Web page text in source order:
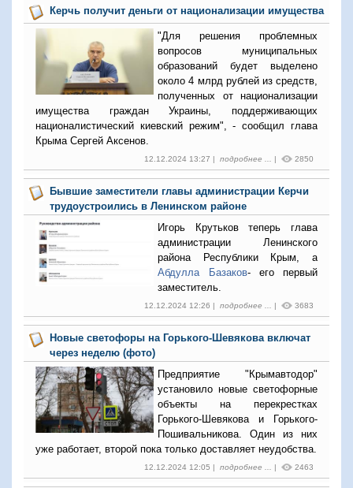
Керчь получит деньги от национализации имущества
"Для решения проблемных
вопросов муниципальных
образований будет выделено
около 4 млрд рублей из средств,
полученных от национализации
имущества граждан Украины, поддерживающих
националистический киевский режим", - сообщил глава
Крыма Сергей Аксенов.
12.12.2024 13:27 | подробнее ... | 2850
Бывшие заместители главы администрации Керчи
трудоустроились в Ленинском районе
Игорь Крутьков теперь глава
администрации Ленинского
района Республики Крым, а
Абдулла Базаков- его первый
заместитель.
12.12.2024 12:26 | подробнее ... | 3683
Новые светофоры на Горького-Шевякова включат
через неделю (фото)
Предприятие "Крымавтодор"
установило новые светофорные
объекты на перекрестках
Горького-Шевякова и Горького-
Пошивальникова. Один из них
уже работает, второй пока только доставляет неудобства.
12.12.2024 12:05 | подробнее ... | 2463